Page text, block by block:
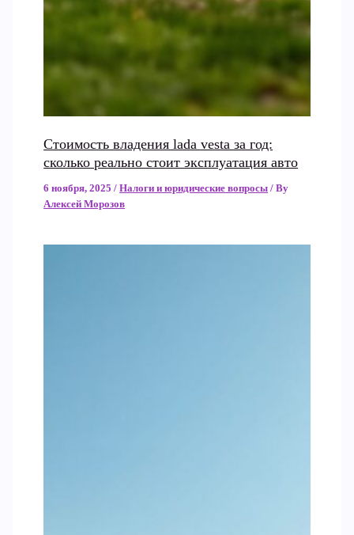
Стоимость владения lada vesta за год:
сколько реально стоит эксплуатация авто
6 ноября, 2025/Налоги и юридические вопросы / By
Алексей Морозов